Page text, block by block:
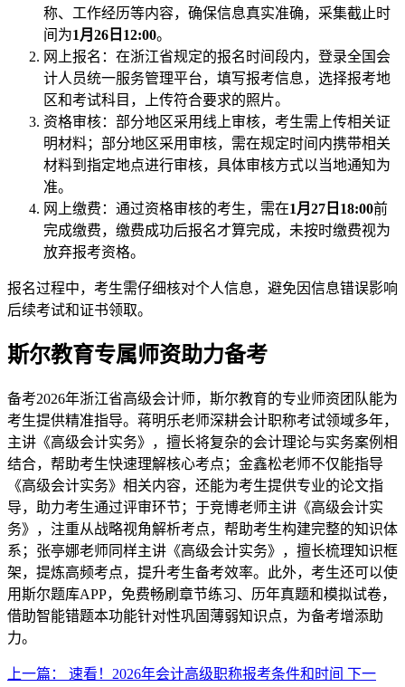
称、工作经历等内容，确保信息真实准确，采集截止时
间为1月26日12:00。
网上报名：在浙江省规定的报名时间段内，登录全国会
计人员统一服务管理平台，填写报考信息，选择报考地
区和考试科目，上传符合要求的照片。
资格审核：部分地区采用线上审核，考生需上传相关证
明材料；部分地区采用审核，需在规定时间内携带相关
材料到指定地点进行审核，具体审核方式以当地通知为
准。
网上缴费：通过资格审核的考生，需在1月27日18:00前
完成缴费，缴费成功后报名才算完成，未按时缴费视为
放弃报考资格。
报名过程中，考生需仔细核对个人信息，避免因信息错误影响
后续考试和证书领取。
斯尔教育专属师资助力备考
备考2026年浙江省高级会计师，斯尔教育的专业师资团队能为
考生提供精准指导。蒋明乐老师深耕会计职称考试领域多年，
主讲《高级会计实务》，擅长将复杂的会计理论与实务案例相
结合，帮助考生快速理解核心考点；金鑫松老师不仅能指导
《高级会计实务》相关内容，还能为考生提供专业的论文指
导，助力考生通过评审环节；于竞博老师主讲《高级会计实
务》，注重从战略视角解析考点，帮助考生构建完整的知识体
系；张亭娜老师同样主讲《高级会计实务》，擅长梳理知识框
架，提炼高频考点，提升考生备考效率。此外，考生还可以使
用斯尔题库APP，免费畅刷章节练习、历年真题和模拟试卷，
借助智能错题本功能针对性巩固薄弱知识点，为备考增添助
力。
上一篇： 速看！2026年会计高级职称报考条件和时间 下一